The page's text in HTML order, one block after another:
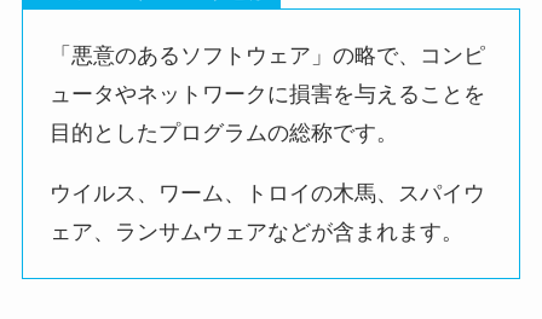
「悪意のあるソフトウェア」の略で、コンピ
ュータやネットワークに損害を与えることを
目的としたプログラムの総称です。
ウイルス、ワーム、トロイの木馬、スパイウ
ェア、ランサムウェアなどが含まれます。